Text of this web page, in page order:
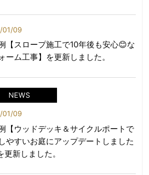
01/09
【スロープ施工で10年後も安心😊な
ーム工事】を更新しました。
NEWS
01/09
【ウッドデッキ＆サイクルポートで
やすいお庭にアップデートしました
更新しました。